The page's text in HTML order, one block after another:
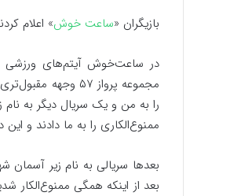
بازیگران «ساعت خوش» اعلام
در ساعت‌خوش آیتم‌های ورزشی را
مجموعه پرواز
را به من و یک سریال دیگر به نام
ممنوع‌الکاری را به ما دادند و
بعدها سریالی به نام زیر آسمان
بعد از اینکه همگی ممنوع‌الکار